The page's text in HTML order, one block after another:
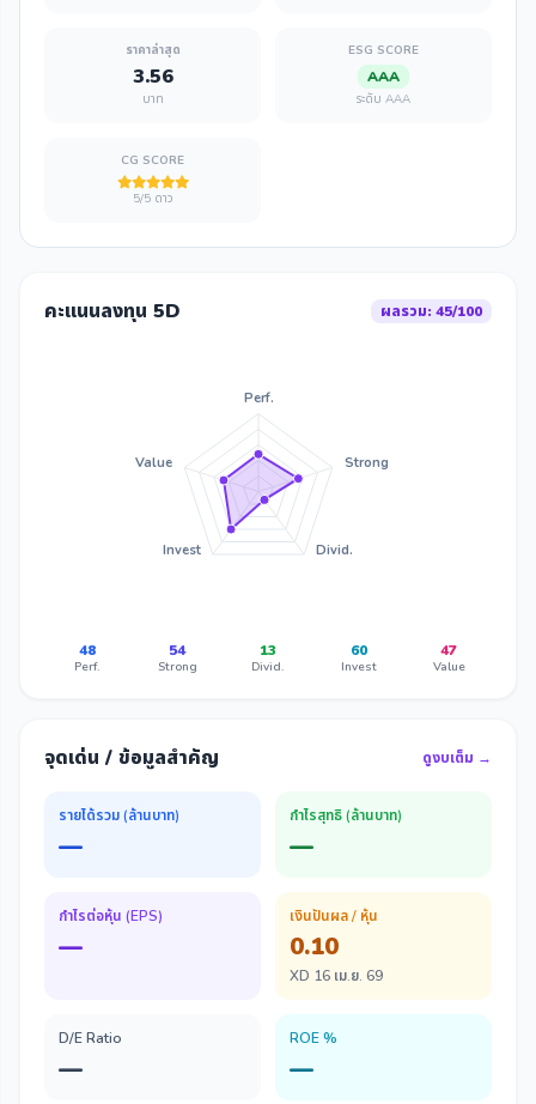
ราคาล่าสุด
3.56
บาท
ESG SCORE
AAA
ระดับ AAA
CG SCORE
5/5 ดาว
คะแนนลงทุน 5D ผลรวม: 45/100
Perf.
Strong
Divid.
Invest
Value
48
Perf.
54
Strong
13
Divid.
60
Invest
47
Value
จุดเด่น / ข้อมูลสำคัญ ดูงบเต็ม →
รายได้รวม (ล้านบาท)
—
กำไรสุทธิ (ล้านบาท)
—
กำไรต่อหุ้น (EPS)
—
เงินปันผล / หุ้น
0.10
XD 16 เม.ย. 69
D/E Ratio
—
ROE %
—